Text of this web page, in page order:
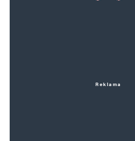
Reklama